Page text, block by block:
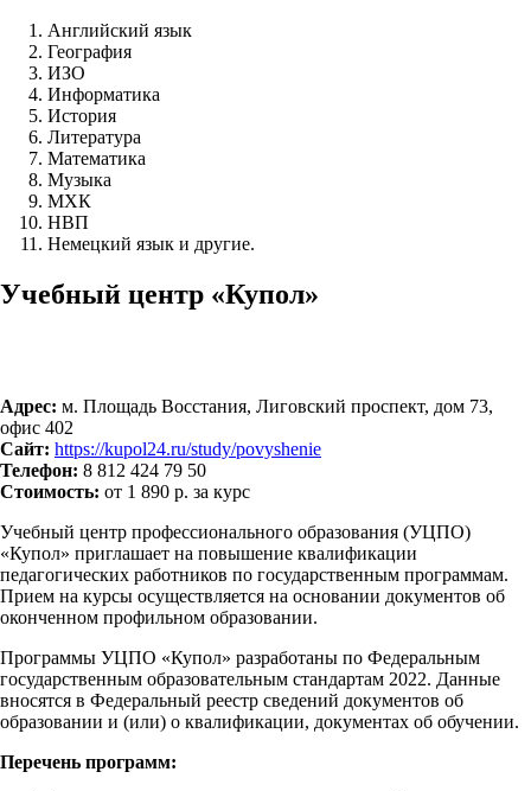
Английский язык
География
ИЗО
Информатика
История
Литература
Математика
Музыка
МХК
НВП
Немецкий язык и другие.
Учебный центр «Купол»
Адрес: м. Площадь Восстания, Лиговский проспект, дом 73,
офис 402
Сайт: https://kupol24.ru/study/povyshenie
Телефон: 8 812 424 79 50
Стоимость: от 1 890 р. за курс
Учебный центр профессионального образования (УЦПО)
«Купол» приглашает на повышение квалификации
педагогических работников по государственным программам.
Прием на курсы осуществляется на основании документов об
оконченном профильном образовании.
Программы УЦПО «Купол» разработаны по Федеральным
государственным образовательным стандартам 2022. Данные
вносятся в Федеральный реестр сведений документов об
образовании и (или) о квалификации, документах об обучении.
Перечень программ: